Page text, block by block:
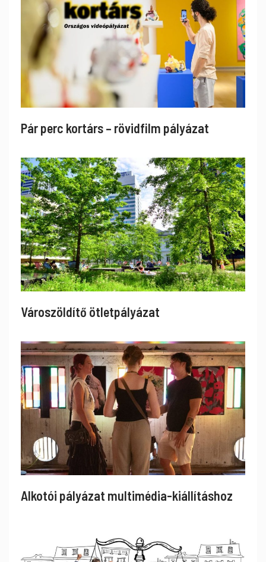
Pár perc kortárs – rövidfilm pályázat
Városzöldítő ötletpályázat
Alkotói pályázat multimédia-kiállításhoz